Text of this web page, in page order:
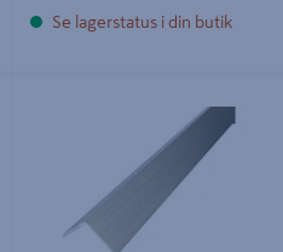
Se lagerstatus i din butik
GRAFIT, 30X30X2MM 1M